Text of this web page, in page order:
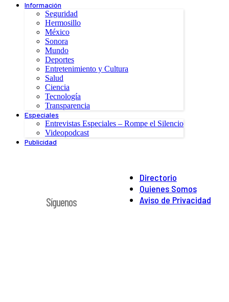
Información
Seguridad
Hermosillo
México
Sonora
Mundo
Deportes
Entretenimiento y Cultura
Salud
Ciencia
Tecnología
Transparencia
Especiales
Entrevistas Especiales – Rompe el Silencio
Videopodcast
Publicidad
Directorio
Quienes Somos
Aviso de Privacidad
Síguenos